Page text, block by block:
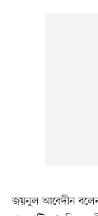
জয়নুল আবেদীন